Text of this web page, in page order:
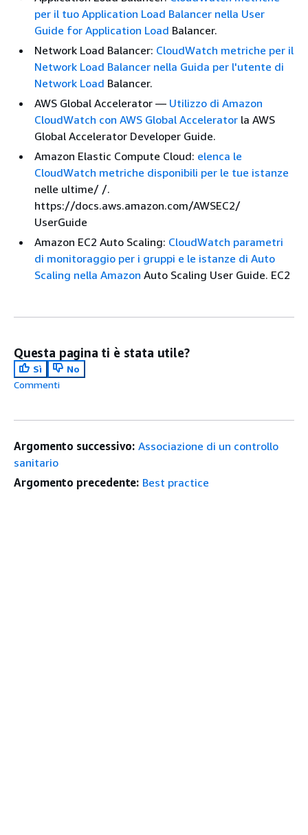
per il tuo Application Load Balancer nella User
Guide for Application Load Balancer.
Network Load Balancer: CloudWatch metriche per il
Network Load Balancer nella Guida per l'utente di
Network Load Balancer.
AWS Global Accelerator — Utilizzo di Amazon
CloudWatch con AWS Global Accelerator la AWS
Global Accelerator Developer Guide.
Amazon Elastic Compute Cloud: elenca le
CloudWatch metriche disponibili per le tue istanze
nelle ultime/ /.
https://docs.aws.amazon.com/AWSEC2/
UserGuide
Amazon EC2 Auto Scaling: CloudWatch parametri
di monitoraggio per i gruppi e le istanze di Auto
Scaling nella Amazon Auto Scaling User Guide. EC2
Questa pagina ti è stata utile?
Sì
No
Commenti
Argomento successivo: Associazione di un controllo
sanitario
Argomento precedente: Best practice